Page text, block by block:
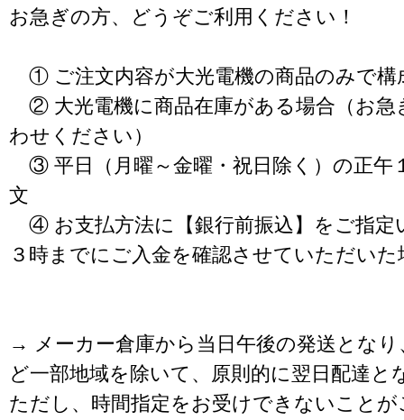
お急ぎの方、どうぞご利用ください！
① ご注文内容が大光電機の商品のみで構
② 大光電機に商品在庫がある場合（お急
わせください）
③ 平日（月曜～金曜・祝日除く）の正午
文
④ お支払方法に【銀行前振込】をご指定
３時までにご入金を確認させていただいた
→ メーカー倉庫から当日午後の発送となり
ど一部地域を除いて、原則的に翌日配達と
ただし、時間指定をお受けできないこと